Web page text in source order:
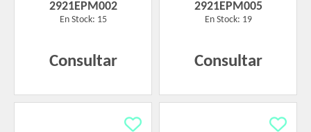
2921EPM002
En Stock: 15
Consultar
2921EPM005
En Stock: 19
Consultar